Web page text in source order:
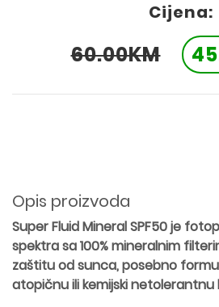
Cijena:
60.00KM
Opis proizvoda
Super Fluid Mineral SPF50 je
spektra sa 100% mineralnim
zaštitu od sunca, posebno
atopičnu ili kemijski netolerantnu